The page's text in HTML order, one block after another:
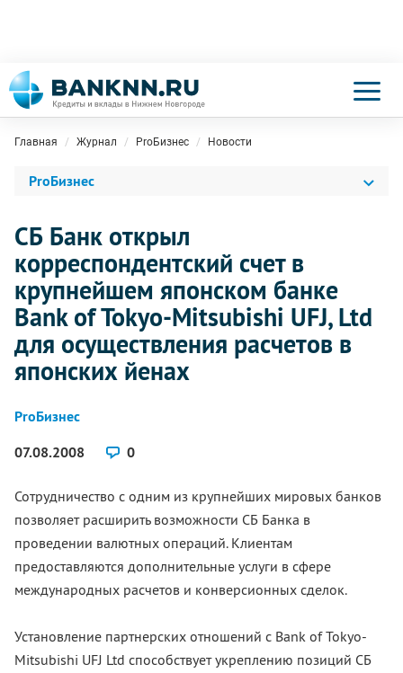
Главная Журнал ProБизнес Новости
ProБизнес
СБ Банк открыл
корреспондентский счет в
крупнейшем японском банке
Bank of Tokyo-Mitsubishi UFJ, Ltd
для осуществления расчетов в
японских йенах
ProБизнес
07.08.2008
0
Сотрудничество с одним из крупнейших мировых банков
позволяет расширить возможности СБ Банка в
проведении валютных операций. Клиентам
предоставляются дополнительные услуги в сфере
международных расчетов и конверсионных сделок.
Установление партнерских отношений c Bank of Tokyo-
Mitsubishi UFJ Ltd способствует укреплению позиций СБ